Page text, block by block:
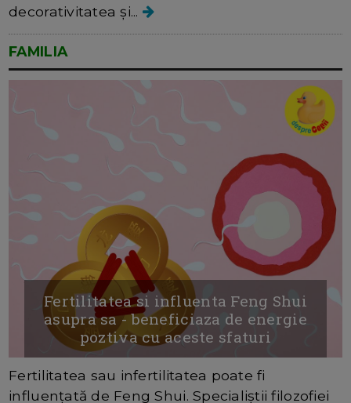
decorativitatea și...
FAMILIA
Fertilitatea si influenta Feng Shui
asupra sa - beneficiaza de energie
poztiva cu aceste sfaturi
Fertilitatea sau infertilitatea poate fi
influențată de Feng Shui. Specialiștii filozofiei